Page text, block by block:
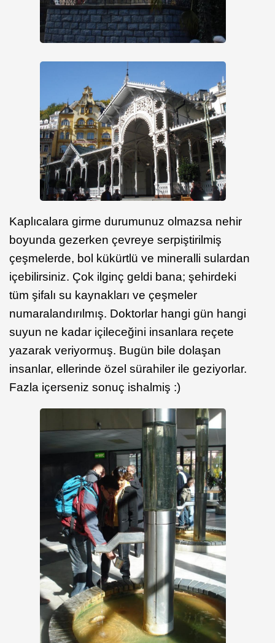
Kaplıcalara girme durumunuz olmazsa nehir
boyunda gezerken çevreye serpiştirilmiş
çeşmelerde, bol kükürtlü ve mineralli sulardan
içebilirsiniz. Çok ilginç geldi bana; şehirdeki
tüm şifalı su kaynakları ve çeşmeler
numaralandırılmış. Doktorlar hangi gün hangi
suyun ne kadar içileceğini insanlara reçete
yazarak veriyormuş. Bugün bile dolaşan
insanlar, ellerinde özel sürahiler ile geziyorlar.
Fazla içerseniz sonuç ishalmiş :)